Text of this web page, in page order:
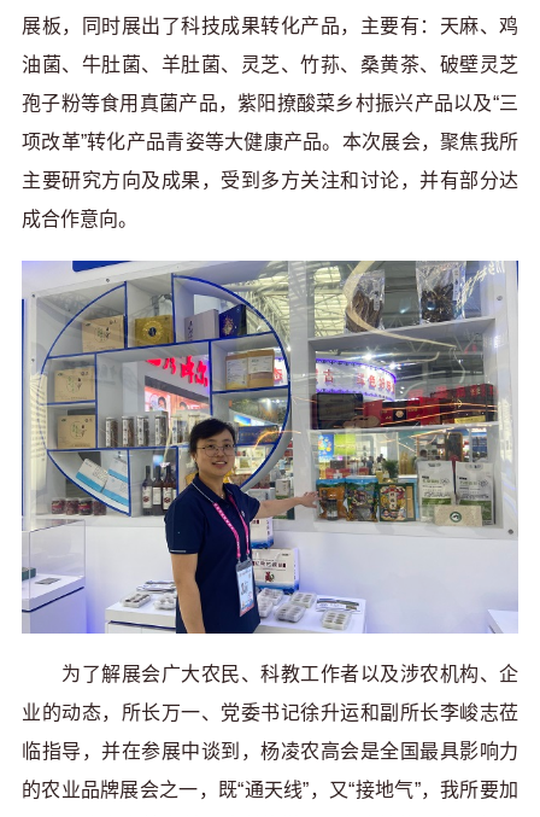
展板，同时展出了科技成果转化产品，主要有：天麻、鸡
油菌、牛肚菌、羊肚菌、灵芝、竹荪、桑黄茶、破壁灵芝
孢子粉等食用真菌产品，紫阳撩酸菜乡村振兴产品以及“三
项改革”转化产品青姿等大健康产品。本次展会，聚焦我所
主要研究方向及成果，受到多方关注和讨论，并有部分达
成合作意向。
为了解展会广大农民、科教工作者以及涉农机构、企
业的动态，所长万一、党委书记徐升运和副所长李峻志莅
临指导，并在参展中谈到，杨凌农高会是全国最具影响力
的农业品牌展会之一，既“通天线”，又“接地气”，我所要加